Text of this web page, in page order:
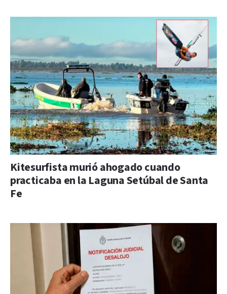
Kitesurfista murió ahogado cuando
practicaba en la Laguna Setúbal de Santa
Fe